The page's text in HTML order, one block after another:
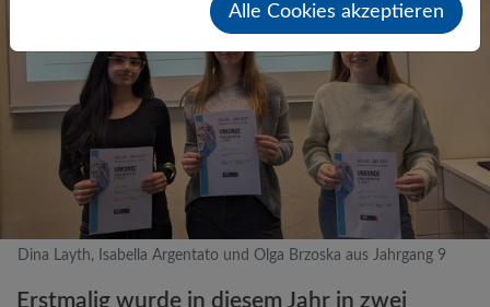
Dina Layth, Isabella Argentato und Olga Brzoska aus Jahrgang 9
Erstmalig wurde in diesem Jahr in zwei
Alle Cookies akzeptieren